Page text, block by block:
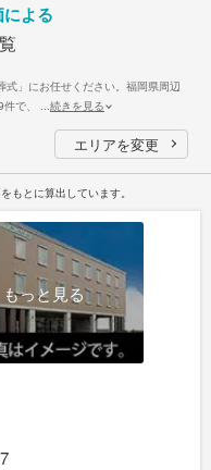
よる
」にお任せください。福岡県周辺
で、 ...続きを見る
エリアを変更
もとに算出しています。
もっと見る